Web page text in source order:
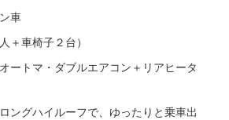
車
＋車椅子２台）
ートマ・ダブルエアコン＋リアヒータ
ングハイルーフで、ゆったりと乗車出